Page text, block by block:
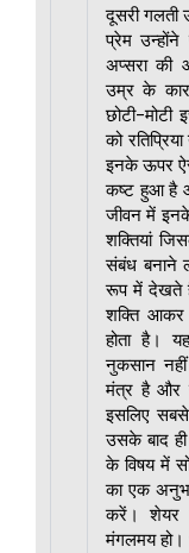
दूसरी गलती
प्रेम
अप्सरा की
उम्र के
छोटी-
को
इनके ऊपर
कष्ट हुआ है
जीवन में
शक्तियां
संबंध बनाने
रूप में देखते
शक्ति आकर
होता है।
नुकसान
मंत्र है और
इसलिए
उसके बाद
के विषय में
का एक
करें। शेयर
मंगलमय हो।